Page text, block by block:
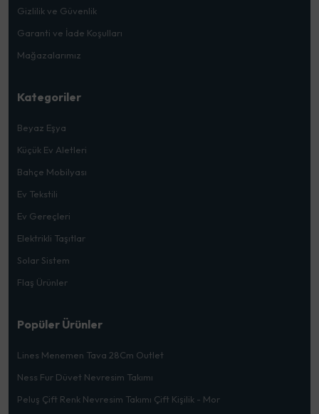
Gizlilik ve Güvenlik
Garanti ve İade Koşulları
Mağazalarımız
Kategoriler
Beyaz Eşya
Küçük Ev Aletleri
Bahçe Mobilyası
Ev Tekstili
Ev Gereçleri
Elektrikli Taşıtlar
Solar Sistem
Flaş Ürünler
Popüler Ürünler
Lines Menemen Tava 28Cm Outlet
Ness Fur Düvet Nevresim Takımı
Peluş Çift Renk Nevresim Takımı Çift Kişilik - Mor